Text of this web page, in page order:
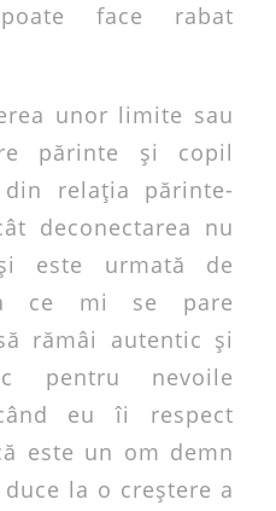
face rabat
unor limite sau
părinte şi copil
relaţia părinte-
deconectarea nu
este urmată de
ce mi se pare
rămâi autentic şi
pentru nevoile
eu îi respect
este un om demn
la o creştere a